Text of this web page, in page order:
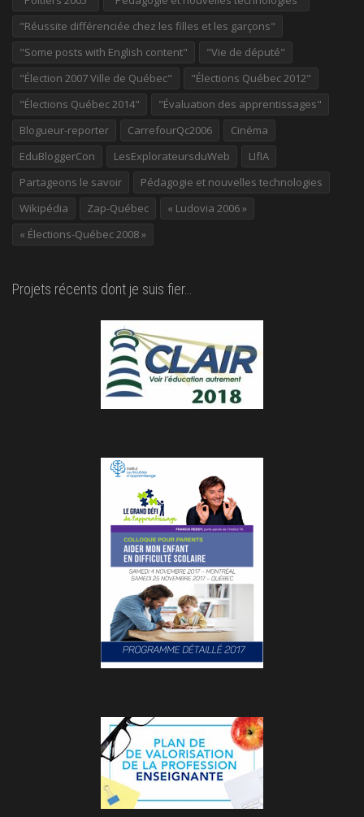
"Réussite différenciée chez les filles et les garçons"
"Some posts with English content"
"Vie de député"
"Élection 2007 Ville de Québec"
"Élections Québec 2012"
"Élections Québec 2014"
"Évaluation des apprentissages"
Blogueur-reporter
CarrefourQc2006
Cinéma
EduBloggerCon
LesExplorateursduWeb
LIfIA
Partageons le savoir
Pédagogie et nouvelles technologies
Wikipédia
Zap-Québec
« Ludovia 2006 »
« Élections-Québec 2008 »
Projets récents dont je suis fier…